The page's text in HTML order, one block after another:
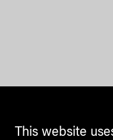
This website